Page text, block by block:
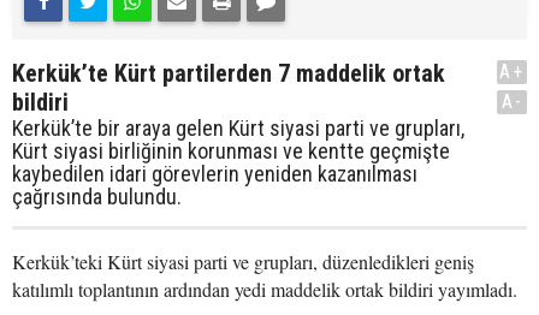
Kerkük’te Kürt partilerden 7 maddelik ortak
bildiri
Kerkük’te bir araya gelen Kürt siyasi parti ve grupları,
Kürt siyasi birliğinin korunması ve kentte geçmişte
kaybedilen idari görevlerin yeniden kazanılması
çağrısında bulundu.
A+
A-
Kerkük’teki Kürt siyasi parti ve grupları, düzenledikleri geniş
katılımlı toplantının ardından yedi maddelik ortak bildiri yayımladı.